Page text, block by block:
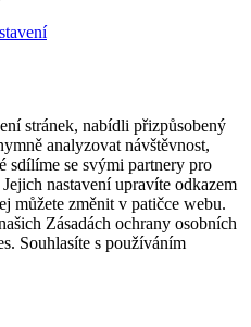
stránek, nabídli přizpůsobený
analyzovat návštěvnost,
sdílíme se svými partnery pro
nastavení upravíte odkazem
můžete změnit v patičce webu.
Zásadách ochrany osobních
Souhlasíte s používáním